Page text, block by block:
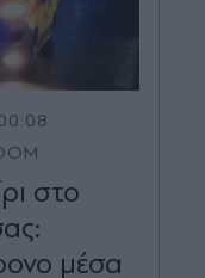
στο
μέσα